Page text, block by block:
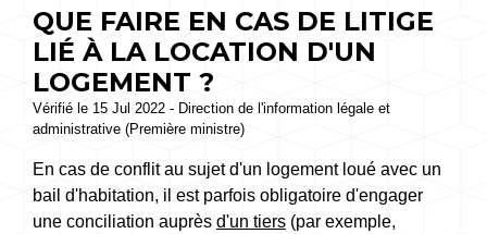
QUE FAIRE EN CAS DE LITIGE
LIÉ À LA LOCATION D'UN
LOGEMENT ?
Vérifié le 15 Jul 2022 - Direction de l'information légale et
administrative (Première ministre)
En cas de conflit au sujet d'un logement loué avec un
bail d'habitation, il est parfois obligatoire d'engager
une conciliation auprès d'un tiers (par exemple,